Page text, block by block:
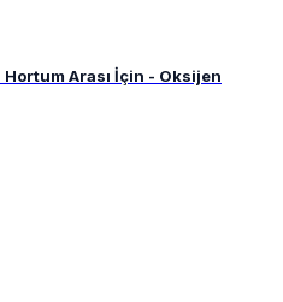
Hortum Arası İçin - Oksijen